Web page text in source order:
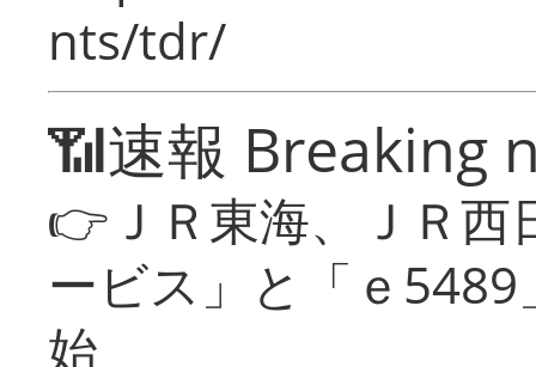
nts/tdr/
📶速報 Breaking
👉ＪＲ東海、ＪＲ
ービス」と「ｅ
始